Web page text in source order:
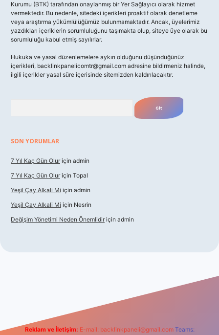
Kurumu (BTK) tarafından onaylanmış bir Yer Sağlayıcı olarak hizmet
vermektedir. Bu nedenle, sitedeki içerikleri proaktif olarak denetleme
veya araştırma yükümlülüğümüz bulunmamaktadır. Ancak, üyelerimiz
yazdıkları içeriklerin sorumluluğunu taşımakta olup, siteye üye olarak bu
sorumluluğu kabul etmiş sayılırlar.
Hukuka ve yasal düzenlemelere aykırı olduğunu düşündüğünüz
içerikleri, backlinkpanelicomtr@gmail.com adresine bildirmeniz halinde,
ilgili içerikler yasal süre içerisinde sitemizden kaldırılacaktır.
SON YORUMLAR
7 Yıl Kaç Gün Olur için admin
7 Yıl Kaç Gün Olur için Topal
Yeşil Çay Alkali Mi için admin
Yeşil Çay Alkali Mi için Nesrin
Değişim Yönetimi Neden Önemlidir için admin
Reklam ve İletişim: E-mail: backlinkpaneli@gmail.com Teams: